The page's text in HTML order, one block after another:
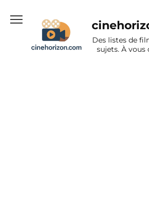
Des listes de
sujets. À vous